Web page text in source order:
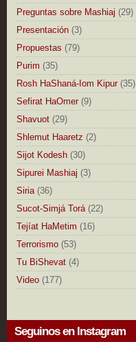
Preguntas sobre Mashiaj (29)
Presentación (3)
Propuestas (79)
Purim (35)
Rosh HaShaná-Iom Kipur (35)
Sefirat HaOmer (9)
Shavuot (29)
Shlemut Haaretz (2)
Sijot Kodesh (30)
Sipurei Mashiaj (3)
Siria (36)
Sucot-Simjá Torá (22)
Tejíat HaMetim (16)
Terrorismo (53)
Tu BiShevat (4)
Video (177)
Seguinos en Instagram